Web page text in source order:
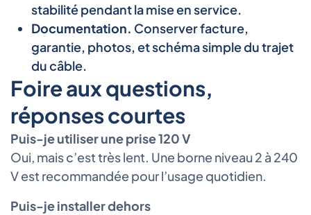
stabilité pendant la mise en service.
Documentation. Conserver facture,
garantie, photos, et schéma simple du trajet
du câble.
Foire aux questions,
réponses courtes
Puis-je utiliser une prise 120 V
Oui, mais c’est très lent. Une borne niveau 2 à 240
V est recommandée pour l’usage quotidien.
Puis-je installer dehors